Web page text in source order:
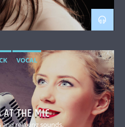
VOCAL
AT THE MIC
and relaxing sounds.